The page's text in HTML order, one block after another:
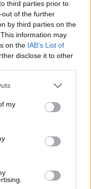
third parties prior to
of the further
by third parties on the
information may
on the IAB’s List of
disclose it to other
one or more Google
You may click to
third-party tags to
in below Google
my
a múltba,
közlekedtek, és autó
már csak Galánta
eltűnt, de nem
barokk kápolna,